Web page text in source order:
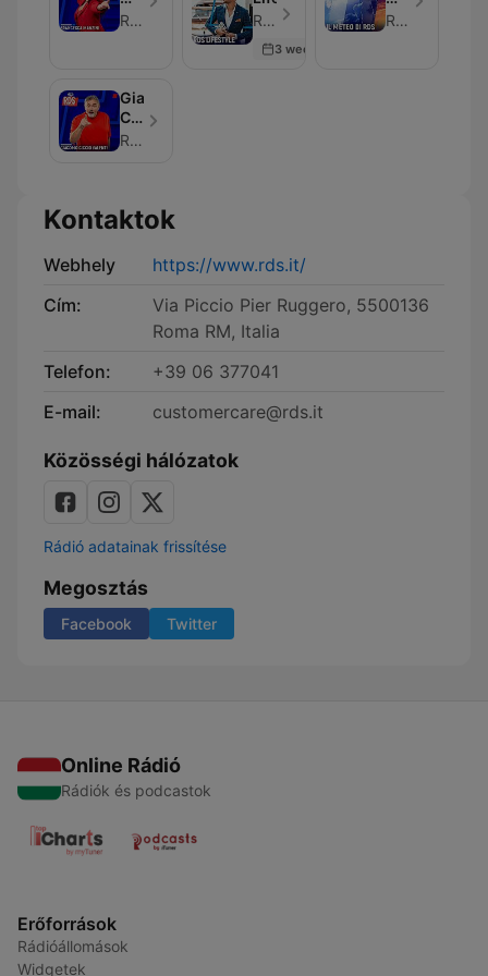
per
RDS
a
RDS
RDS 100% Grandi Successi
RDS 100% Grandi Successi - Epizód 1006
3 weeks ago
diRDS 100% Grandi Successi
Giacomo
Ciccio
Valenti
per
RDS
RDS 100% Grandi Successi
Kontaktok
Webhely
https://www.rds.it/
Cím:
Via Piccio Pier Ruggero, 5500136
Roma RM, Italia
Telefon:
+39 06 377041
E-mail:
customercare@rds.it
Közösségi hálózatok
Rádió adatainak frissítése
Megosztás
Facebook Twitter
Online Rádió
Rádiók és podcastok
Erőforrások
Rádióállomások
Widgetek